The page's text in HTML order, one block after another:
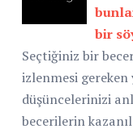
bir
Seçtiğiniz bir
izlenmesi
düşüncelerinizi
becerilerin